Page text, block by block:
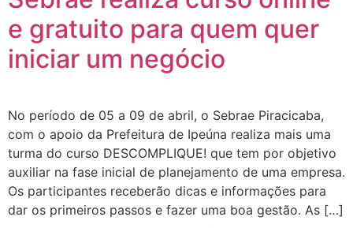
e gratuito para quem quer
iniciar um negócio
No período de 05 a 09 de abril, o Sebrae Piracicaba,
com o apoio da Prefeitura de Ipeúna realiza mais uma
turma do curso DESCOMPLIQUE! que tem por objetivo
auxiliar na fase inicial de planejamento de uma empresa.
Os participantes receberão dicas e informações para
dar os primeiros passos e fazer uma boa gestão. As […]